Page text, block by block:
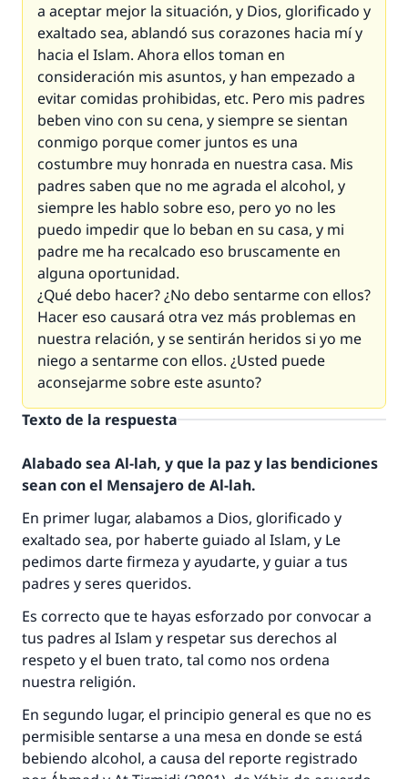
a aceptar mejor la situación, y Dios, glorificado y
exaltado sea, ablandó sus corazones hacia mí y
hacia el Islam. Ahora ellos toman en
consideración mis asuntos, y han empezado a
evitar comidas prohibidas, etc. Pero mis padres
beben vino con su cena, y siempre se sientan
conmigo porque comer juntos es una
costumbre muy honrada en nuestra casa. Mis
padres saben que no me agrada el alcohol, y
siempre les hablo sobre eso, pero yo no les
puedo impedir que lo beban en su casa, y mi
padre me ha recalcado eso bruscamente en
alguna oportunidad.
¿Qué debo hacer? ¿No debo sentarme con ellos?
Hacer eso causará otra vez más problemas en
nuestra relación, y se sentirán heridos si yo me
niego a sentarme con ellos. ¿Usted puede
aconsejarme sobre este asunto?
Texto de la respuesta
Alabado sea Al-lah, y que la paz y las bendiciones
sean con el Mensajero de Al-lah.
En primer lugar, alabamos a Dios, glorificado y
exaltado sea, por haberte guiado al Islam, y Le
pedimos darte firmeza y ayudarte, y guiar a tus
padres y seres queridos.
Es correcto que te hayas esforzado por convocar a
tus padres al Islam y respetar sus derechos al
respeto y el buen trato, tal como nos ordena
nuestra religión.
En segundo lugar, el principio general es que no es
permisible sentarse a una mesa en donde se está
bebiendo alcohol, a causa del reporte registrado